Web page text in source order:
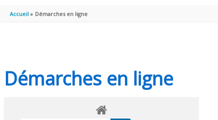
Accueil Démarches en ligne
Démarches en ligne